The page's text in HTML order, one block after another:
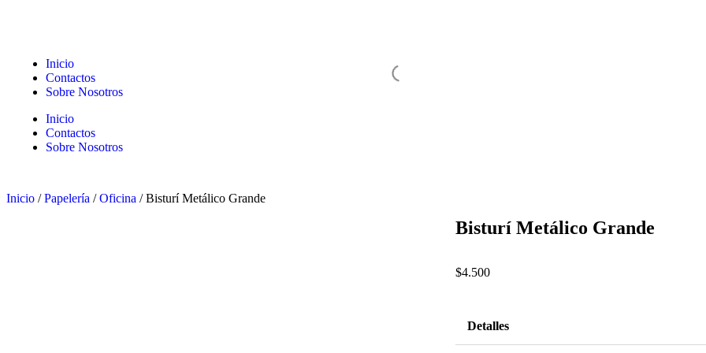
Inicio
Contactos
Sobre Nosotros
Inicio
Contactos
Sobre Nosotros
Inicio /Papelería /Oficina / Bisturí Metálico Grande
Bisturí Metálico Grande
$4.500
Detalles